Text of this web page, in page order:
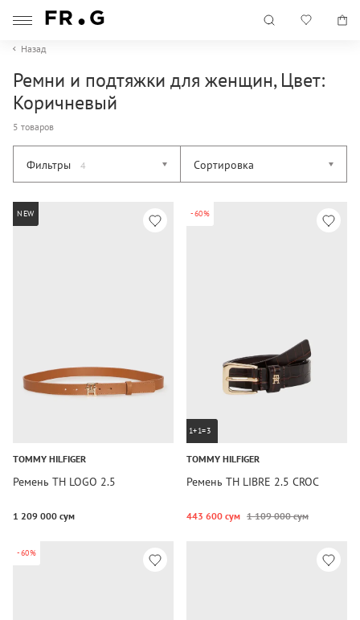
Назад
Ремни и подтяжки для женщин, Цвет:
Коричневый
5 товаров
Фильтры 4 Сортировка
NEW
TOMMY HILFIGER
Ремень TH LOGO 2.5
1 209 000 сум
-60%
1+1=3
TOMMY HILFIGER
Ремень TH LIBRE 2.5 CROC
443 600 сум 1 109 000 сум
-60%